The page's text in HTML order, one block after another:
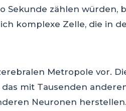
Sekunde zählen würden,
komplexe Zelle, die in
Metropole vor.
mit Tausenden
Neuronen